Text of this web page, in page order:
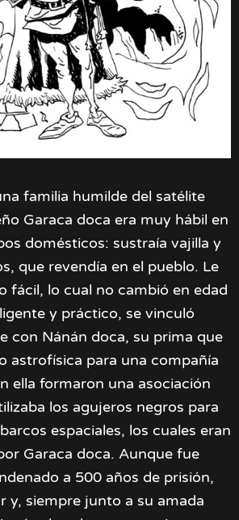
familia humilde del satélite
Garaca doca era muy hábil en
domésticos: sustraía vajilla y
que revendía en el pueblo. Le
fácil, lo cual no cambió en edad
y práctico, se vinculó
con Nánán doca, su prima que
astrofísica para una compañía
ella formaron una asociación
los agujeros negros para
espaciales, los cuales eran
Garaca doca. Aunque fue
a 500 años de prisión,
y, siempre junto a su amada